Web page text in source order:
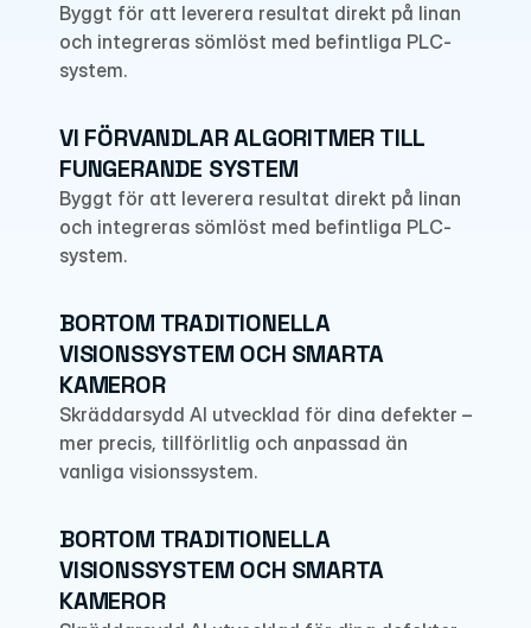
Byggt för att leverera resultat direkt på linan
och integreras sömlöst med befintliga PLC-
system.
VI FÖRVANDLAR ALGORITMER TILL
FUNGERANDE SYSTEM
Byggt för att leverera resultat direkt på linan
och integreras sömlöst med befintliga PLC-
system.
BORTOM TRADITIONELLA
VISIONSSYSTEM OCH SMARTA
KAMEROR
Skräddarsydd AI utvecklad för dina defekter –
mer precis, tillförlitlig och anpassad än
vanliga visionssystem.
BORTOM TRADITIONELLA
VISIONSSYSTEM OCH SMARTA
KAMEROR